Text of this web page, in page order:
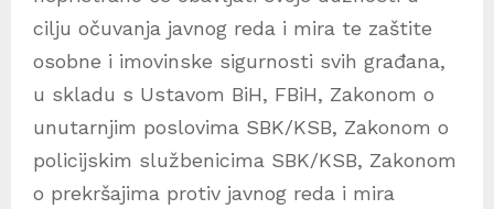
cilju očuvanja javnog reda i mira te zaštite
osobne i imovinske sigurnosti svih građana,
u skladu s Ustavom BiH, FBiH, Zakonom o
unutarnjim poslovima SBK/KSB, Zakonom o
policijskim službenicima SBK/KSB, Zakonom
o prekršajima protiv javnog reda i mira